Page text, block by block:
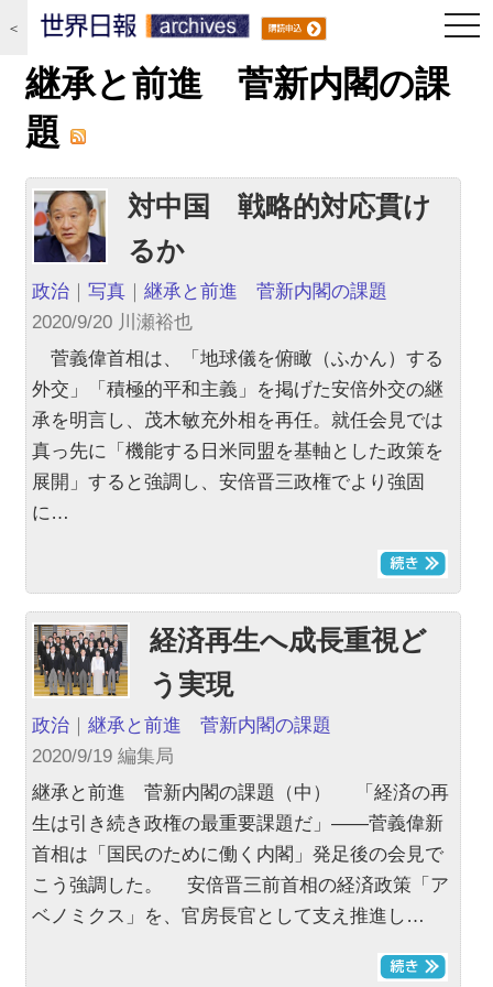
＜
継承と前進 菅新内閣の課
題
対中国 戦略的対応貫け
るか
政治 ｜写真 ｜継承と前進 菅新内閣の課題
2020/9/20 川瀬裕也
菅義偉首相は、「地球儀を俯瞰（ふかん）する
外交」「積極的平和主義」を掲げた安倍外交の継
承を明言し、茂木敏充外相を再任。就任会見では
真っ先に「機能する日米同盟を基軸とした政策を
展開」すると強調し、安倍晋三政権でより強固
に…
経済再生へ成長重視ど
う実現
政治 ｜継承と前進 菅新内閣の課題
2020/9/19 編集局
継承と前進 菅新内閣の課題（中） 「経済の再
生は引き続き政権の最重要課題だ」――菅義偉新
首相は「国民のために働く内閣」発足後の会見で
こう強調した。 安倍晋三前首相の経済政策「ア
ベノミクス」を、官房長官として支え推進し…